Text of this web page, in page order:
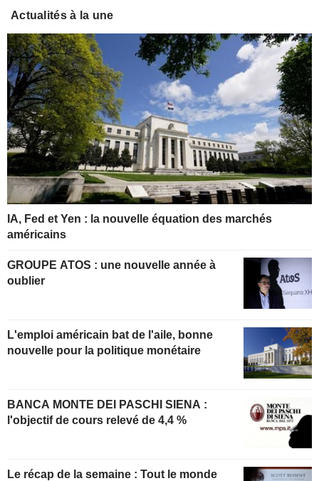
Actualités à la une
IA, Fed et Yen : la nouvelle équation des marchés
américains
GROUPE ATOS : une nouvelle année à
oublier
L'emploi américain bat de l'aile, bonne
nouvelle pour la politique monétaire
BANCA MONTE DEI PASCHI SIENA :
l'objectif de cours relevé de 4,4 %
Le récap de la semaine : Tout le monde